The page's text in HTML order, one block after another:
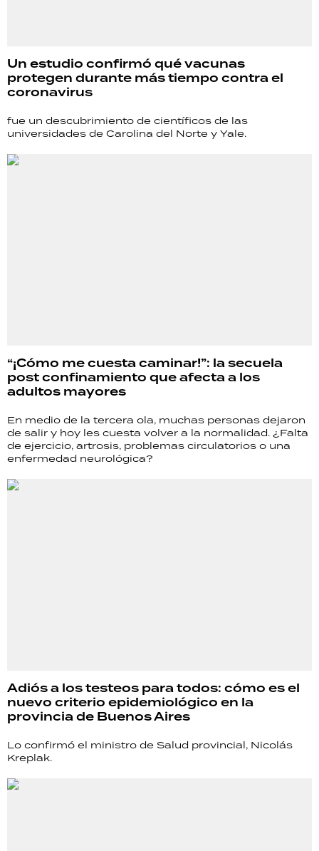
Un estudio confirmó qué vacunas
protegen durante más tiempo contra el
coronavirus
fue un descubrimiento de científicos de las
universidades de Carolina del Norte y Yale.
“¡Cómo me cuesta caminar!”: la secuela
post confinamiento que afecta a los
adultos mayores
En medio de la tercera ola, muchas personas dejaron
de salir y hoy les cuesta volver a la normalidad. ¿Falta
de ejercicio, artrosis, problemas circulatorios o una
enfermedad neurológica?
Adiós a los testeos para todos: cómo es el
nuevo criterio epidemiológico en la
provincia de Buenos Aires
Lo confirmó el ministro de Salud provincial, Nicolás
Kreplak.